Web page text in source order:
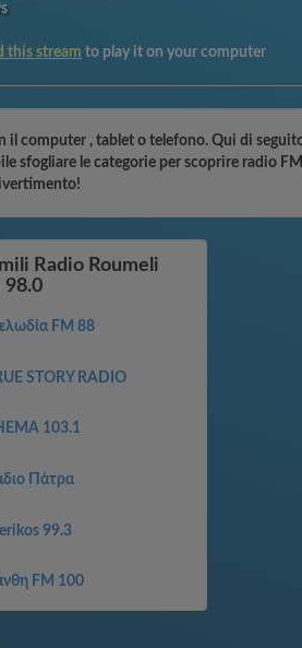
this stream to play it on your computer
computer , tablet o telefono. Qui di
sfogliare le categorie per scoprire radio
Radio Roumeli
98.0
FM 88
STORY RADIO
103.1
Πάτρα
99.3
FM 100